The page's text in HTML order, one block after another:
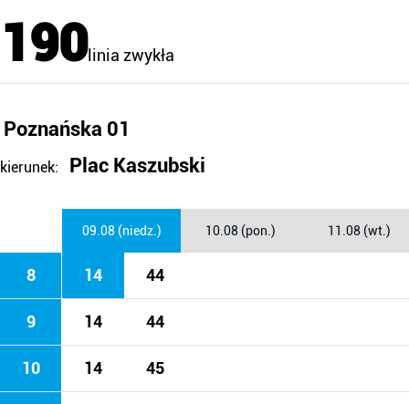
190linia zwykła
Poznańska 01
kierunek: Plac Kaszubski
09.08 (niedz.) 10.08 (pon.) 11.08 (wt.)
8 14 44
9 14 44
10 14 45